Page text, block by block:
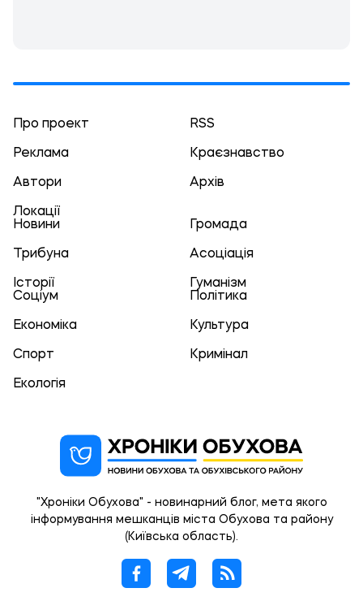
Про проект RSS
Реклама Краєзнавство
Автори Архів
Локації
Новини
Громада
Трибуна Асоціація
Історії
Гуманізм
Соціум
Політика
Економіка Культура
Спорт Кримінал
Екологія
"Хроніки Обухова" - новинарний блог, мета якого
інформування мешканців міста Обухова та району
(Київська область).